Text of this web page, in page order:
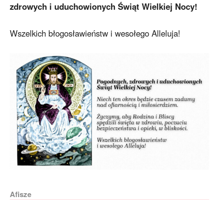
zdrowych i uduchowionych Świąt Wielkiej Nocy!
Wszelkich błogosławieństw i wesołego Alleluja!
Afisze